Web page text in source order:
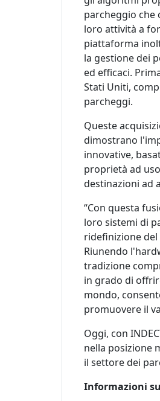
parcheggio che
loro attività a
piattaforma
la gestione dei
ed efficaci.
Stati Uniti,
parcheggi.
Queste
dimostrano
innovative,
proprietà ad
destinazioni ad
“Con questa
loro sistemi di
ridefinizione
Riunendo
tradizione
in grado di
mondo,
promuovere il
Oggi, con
nella posizione
il settore dei
Informazioni